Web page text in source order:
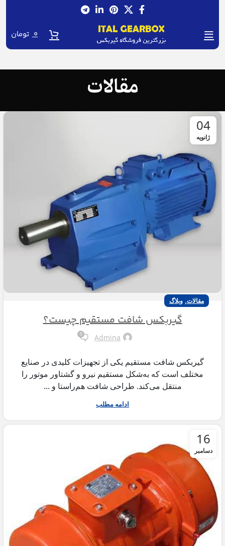
0 تومان
مقالات
04
ژانویه
مقالات, وبلاگ
گیربکس شافت مستقیم چیست؟
Admina
0
گیربکس شافت مستقیم یکی از تجهیزات کلیدی در صنایع
مختلف است که به‌شکل مستقیم نیرو و گشتاور موتور را
منتقل می‌کند. طراحی شافت هم‌راستا و ...
ادامه مطلب
16
دسامبر